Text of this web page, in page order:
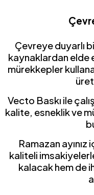
Çevreye duyarlı
kaynaklardan elde
mürekkepler
Vecto Baskı ile
kalite, esneklik ve
Ramazan
kaliteli
kalacak hem de